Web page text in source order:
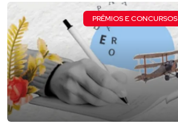
PRÊMIOS E CONCURSOS